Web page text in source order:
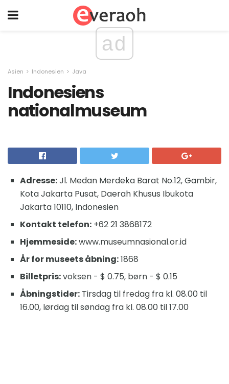
ad
Asien Indonesien Java
Indonesiens
nationalmuseum
Adresse:Jl. Medan Merdeka Barat No.12, Gambir,
Kota Jakarta Pusat, Daerah Khusus Ibukota
Jakarta 10110, Indonesien
Kontakt telefon: +62 21 3868172
Hjemmeside:www.museumnasional.or.id
År for museets åbning:1868
Billetpris:voksen - $ 0.75, børn - $ 0.15
Åbningstider: Tirsdag til fredag ​​fra kl. 08.00 til
16.00, lørdag til søndag fra kl. 08.00 til 17.00